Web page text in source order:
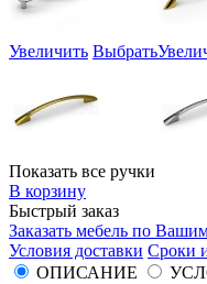
Увеличить Выбрать
Показать все ручки
В корзину
Быстрый заказ
Заказать мебель по
Условия доставки Сроки
ОПИСАНИЕ